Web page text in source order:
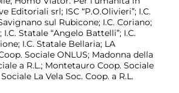
Editoriali srl; ISC “P.O.Olivieri”; I.C.
sul Rubicone; I.C. Coriano;
I.C. Statale “Angelo Battelli”; I.C.
I.C. Statale Bellaria; LA
Sociale ONLUS; Madonna della
a R.L.; Montetauro Coop. Sociale
La Vela Soc. Coop. a R.L.